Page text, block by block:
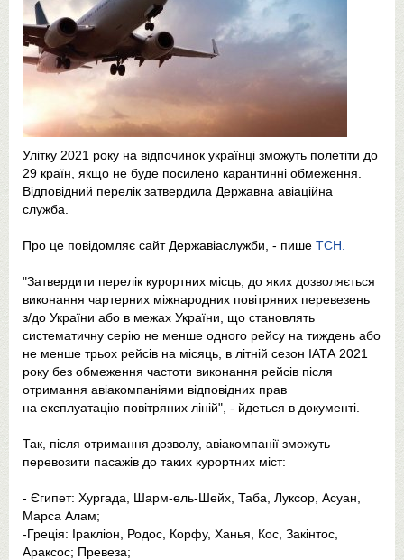
Улітку 2021 року на відпочинок українці зможуть полетіти до
29 країн, якщо не буде посилено карантинні обмеження.
Відповідний перелік затвердила Державна авіаційна
служба.
Про це повідомляє сайт Державіаслужби, - пише ТСН.
"Затвердити перелік курортних місць, до яких дозволяється
виконання чартерних міжнародних повітряних перевезень
з/до України або в межах України, що становлять
систематичну серію не менше одного рейсу на тиждень або
не менше трьох рейсів на місяць, в літній сезон ІАТА 2021
року без обмеження частоти виконання рейсів після
отримання авіакомпаніями відповідних прав
на експлуатацію повітряних ліній", - йдеться в документі.
Так, після отримання дозволу, авіакомпанії зможуть
перевозити пасажів до таких курортних міст:
- Єгипет: Хургада, Шарм-ель-Шейх, Таба, Луксор, Асуан,
Марса Алам;
-Греція: Іракліон, Родос, Корфу, Ханья, Кос, Закінтос,
Араксос; Превеза;